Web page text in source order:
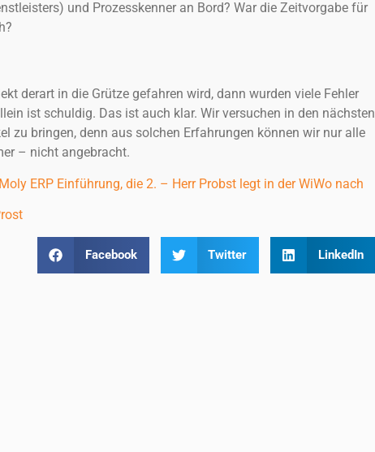
und Prozesskenner an Bord? War die Zeitvorgabe für
derart in die Grütze gefahren wird, dann wurden viele Fehler
ist schuldig. Das ist auch klar. Wir versuchen in den nächsten
zu bringen, denn aus solchen Erfahrungen können wir nur alle
– nicht angebracht.
ERP Einführung, die 2. – Herr Probst legt in der WiWo nach
Facebook Twitter LinkedIn